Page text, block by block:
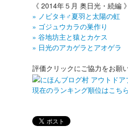
《 2014年５月 奥日光・続編 》
» ノビタキ♂夏羽と太陽の虹
» ゴジュウカラの巣作り
» 谷地坊主と猿とカケス
» 日光のアカゲラとアオゲラ
評価クリックにご協力をお願
現在のランキング順位はこち